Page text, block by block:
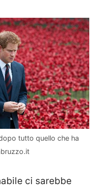
tutto quello che ha
ci sarebbe